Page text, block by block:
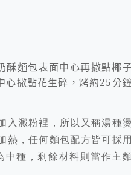
酥麵包表面中心再撒點椰
心撒點花生碎，烤約25分
入澱粉裡，所以又稱湯種
熱，任何麵包配方皆可採用
中種，剩餘材料則當作主麵